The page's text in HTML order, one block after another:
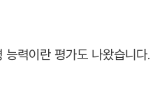
력이란 평가도 나왔습니다.